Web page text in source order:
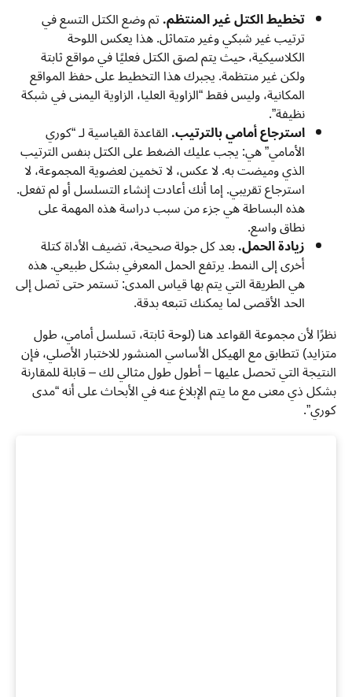
تخطيط الكتل غير المنتظم.تم وضع الكتل التسع في
ترتيب غير شبكي وغير متماثل. هذا يعكس اللوحة
الكلاسيكية، حيث يتم لصق الكتل فعليًا في مواقع ثابتة
ولكن غير منتظمة. يجبرك هذا التخطيط على حفظ المواقع
المكانية، وليس فقط “الزاوية العليا، الزاوية اليمنى في شبكة
نظيفة”.
استرجاع أمامي بالترتيب.القاعدة القياسية لـ “كوري
الأمامي” هي: يجب عليك الضغط على الكتل بنفس الترتيب
الذي وميضت به. لا عكس، لا تخمين لعضوية المجموعة، لا
استرجاع تقريبي. إما أنك أعادت إنشاء التسلسل أو لم تفعل.
هذه البساطة هي جزء من سبب دراسة هذه المهمة على
نطاق واسع.
زيادة الحمل.بعد كل جولة صحيحة، تضيف الأداة كتلة
أخرى إلى النمط. يرتفع الحمل المعرفي بشكل طبيعي. هذه
هي الطريقة التي يتم بها قياس المدى: تستمر حتى تصل إلى
الحد الأقصى لما يمكنك تتبعه بدقة.
نظرًا لأن مجموعة القواعد هنا (لوحة ثابتة، تسلسل أمامي، طول
متزايد) تتطابق مع الهيكل الأساسي المنشور للاختبار الأصلي، فإن
النتيجة التي تحصل عليها – أطول طول مثالي لك – قابلة للمقارنة
بشكل ذي معنى مع ما يتم الإبلاغ عنه في الأبحاث على أنه “مدى
كوري”.